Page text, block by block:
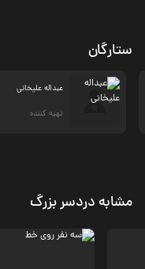
ستارگان
عبداله عليخانی
تهیه کننده
مشابه دردسر بزرگ